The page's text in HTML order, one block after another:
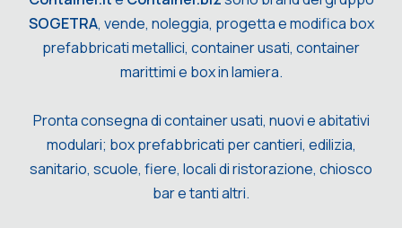
SOGETRA, vende, noleggia, progetta e modifica box
prefabbricati metallici, container usati, container
marittimi e box in lamiera.
Pronta consegna di container usati, nuovi e abitativi
modulari; box prefabbricati per cantieri, edilizia,
sanitario, scuole, fiere, locali di ristorazione, chiosco
bar e tanti altri.